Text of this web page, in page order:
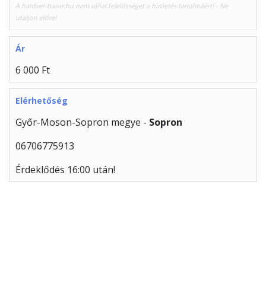
A hardver-bazar.hu nem vállal felelősséget a hirdetés tartalmáért! - Ne
utaljon előre!
Ár
6 000 Ft
Elérhetőség
Győr-Moson-Sopron megye - Sopron
06706775913
Érdeklődés 16:00 után!